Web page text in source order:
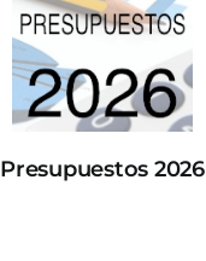
Presupuestos 2026